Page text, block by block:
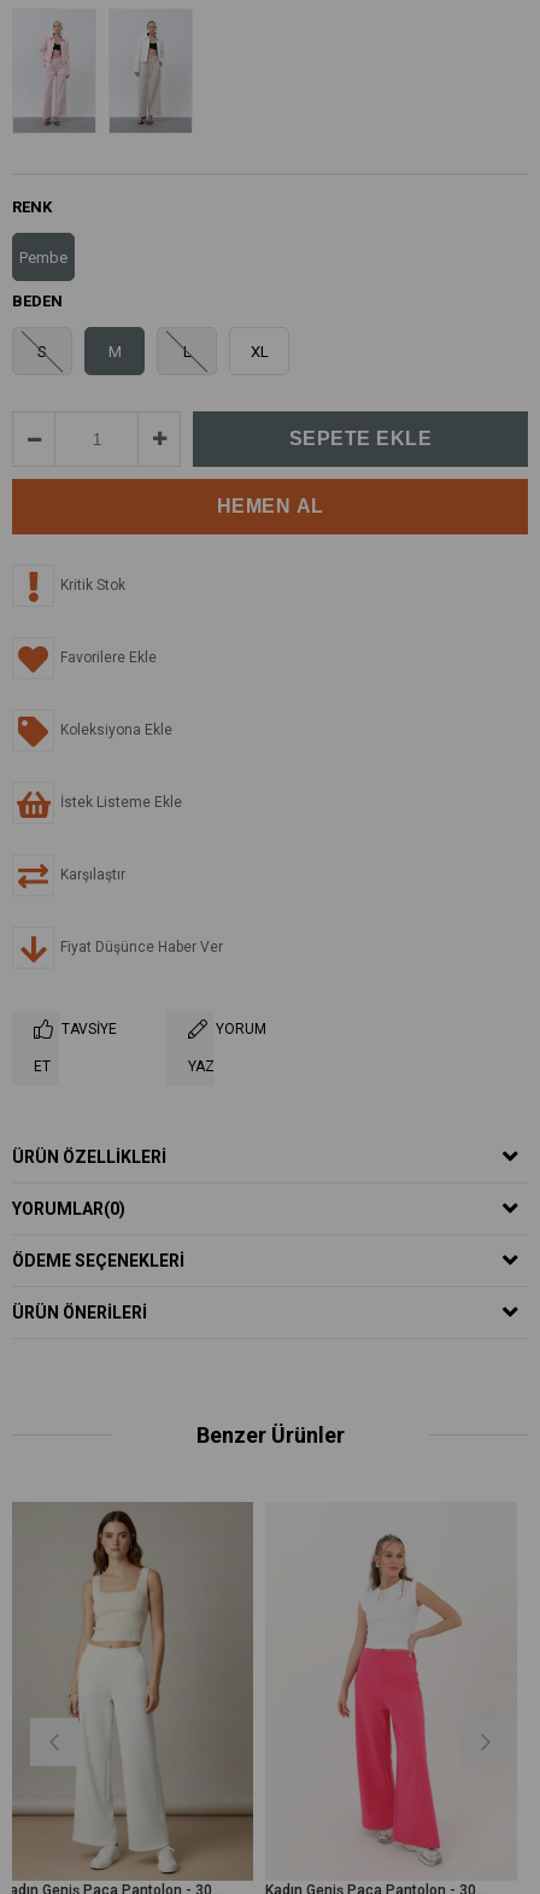
RENK
Pembe
BEDEN
S M L XL
Kritik Stok
Favorilere Ekle
Koleksiyona Ekle
İstek Listeme Ekle
Karşılaştır
Fiyat Düşünce Haber Ver
TAVSIYE
ET
YORUM
YAZ
ÜRÜN ÖZELLIKLERI
YORUMLAR(0)
ÖDEME SEÇENEKLERI
ÜRÜN ÖNERILERI
Benzer Ürünler
Kadın Geniş Paça Pantolon - 30007PNT - Ekru Kadın Geniş Paça Pantolon - 30007PNT - Fuşya